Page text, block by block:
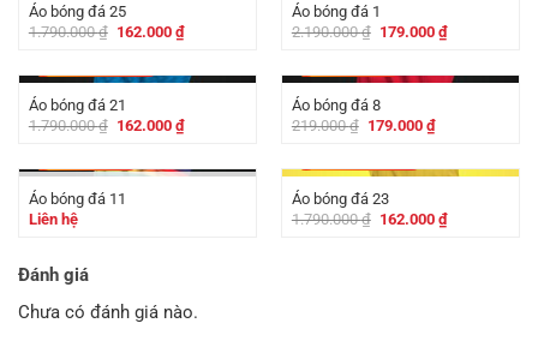
Áo bóng đá 25
1.790.000₫ Giá
1.790.000 ₫.
162.000 ₫Giá
hiện
là:
162.000 ₫.
Áo bóng đá 1
2.190.000₫ Giá
2.190.000 ₫.
179.000 ₫Giá
hiện
là:
179.000 ₫.
Áo bóng đá 21
1.790.000₫ Giá
1.790.000 ₫.
162.000 ₫Giá
hiện
là:
162.000 ₫.
Áo bóng đá 8
219.000₫ Giá
219.000 ₫.
179.000 ₫Giá
hiện
là:
179.000 ₫.
HẾT HÀNG
Áo bóng đá 11
Liên hệ
Áo bóng đá 23
1.790.000₫ Giá
162.000 ₫Giá
hiện
Đánh giá
Chưa có đánh giá nào.